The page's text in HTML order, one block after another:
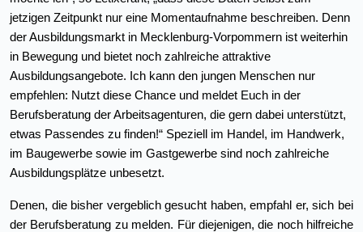
jetzigen Zeitpunkt nur eine Momentaufnahme beschreiben. Denn
der Ausbildungsmarkt in Mecklenburg-Vorpommern ist weiterhin
in Bewegung und bietet noch zahlreiche attraktive
Ausbildungsangebote. Ich kann den jungen Menschen nur
empfehlen: Nutzt diese Chance und meldet Euch in der
Berufsberatung der Arbeitsagenturen, die gern dabei unterstützt,
etwas Passendes zu finden!“ Speziell im Handel, im Handwerk,
im Baugewerbe sowie im Gastgewerbe sind noch zahlreiche
Ausbildungsplätze unbesetzt.
Denen, die bisher vergeblich gesucht haben, empfahl er, sich bei
der Berufsberatung zu melden. Für diejenigen, die noch hilfreiche